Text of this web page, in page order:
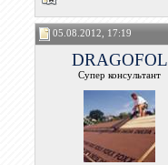
05.08.2012, 17:19
DRAGOFOL
Супер консультант